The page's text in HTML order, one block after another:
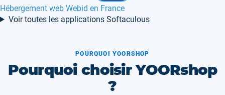
Hébergement web AlegroCart en France, Canada
Voir toutes les applications Softaculous
POURQUOI YOORSHOP
Pourquoi choisir YOORshop
?